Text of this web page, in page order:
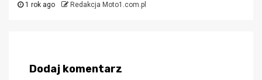
1 rok ago Redakcja Moto1.com.pl
Dodaj komentarz